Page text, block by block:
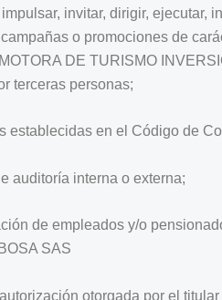
invitar, dirigir, ejecutar,
o promociones de
DE TURISMO
terceras personas;
establecidas en el Código de
auditoría interna o externa;
de empleados y/o
SAS
otorgada por el